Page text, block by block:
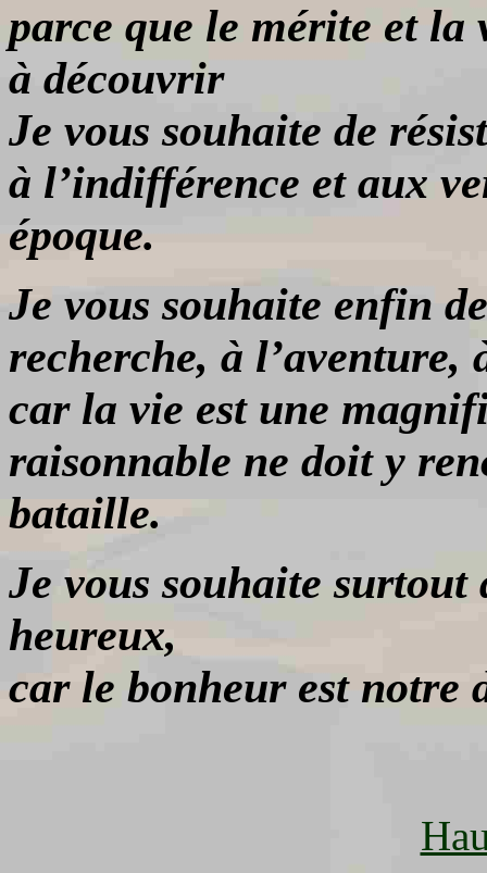
parce que le mérite et la
à découvrir
Je vous souhaite de
à l’indifférence et aux
époque.
Je vous souhaite enfin
recherche, à l’aventure,
car la vie est une
raisonnable ne doit y
bataille.
Je vous souhaite surtout
heureux,
car le bonheur est notre